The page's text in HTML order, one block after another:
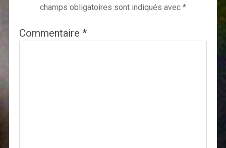
champs obligatoires sont indiqués avec *
Commentaire *